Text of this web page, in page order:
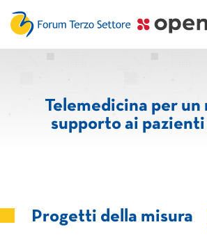
Telemedicina per un
supporto ai
Progetti della misura